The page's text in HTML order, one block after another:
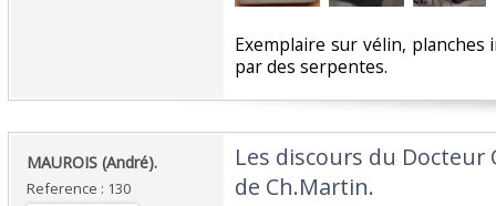
‎Exemplaire sur vélin,
par des serpentes. ‎
‎MAUROIS (André).‎
Reference : 130
‎Les discours du
de Ch.Martin.‎